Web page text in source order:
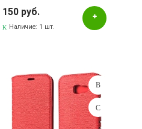
150 руб.
Наличие: 1 шт.